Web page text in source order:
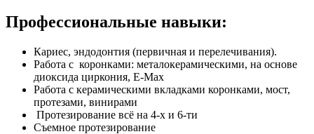
Профессиональные навыки:
Кариес, эндодонтия (первичная и перелечивания).
Работа с коронками: металокерамическими, на основе
диоксида циркония, E-Max
Работа с керамическими вкладками коронками, мост,
протезами, винирами
Протезирование всё на 4-х и 6-ти
Съемное протезирование